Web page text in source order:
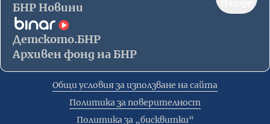
БНР Новини
Детското.БНР
Архивен фонд на БНР
Общи условия за използване на сайта
Политика за поверителност
Политика за „бисквитки“